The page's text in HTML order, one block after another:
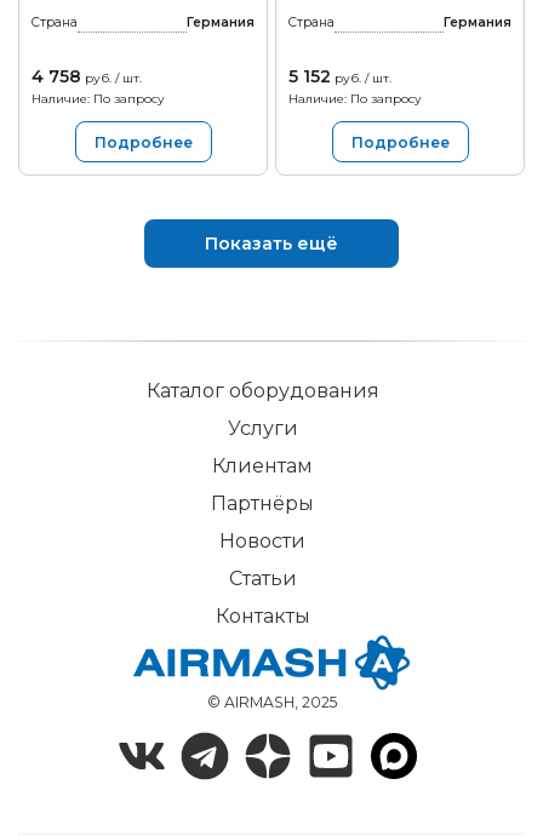
Страна Германия
4 758 руб. / шт.
Наличие: По запросу
Подробнее
Страна Германия
5 152 руб. / шт.
Наличие: По запросу
Подробнее
Показать ещё
© AIRMASH, 2025
Каталог оборудования
Услуги
Клиентам
Партнёры
Новости
Статьи
Контакты